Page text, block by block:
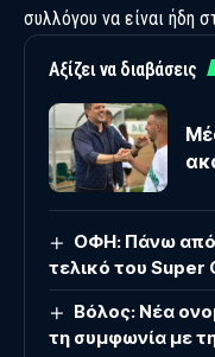
συλλόγου να είναι ήδη
Αξίζει να διαβάσεις
ΟΦΗ: Πάνω από
τελικό του Super
Βόλος: Νέα
τη συμφωνία με